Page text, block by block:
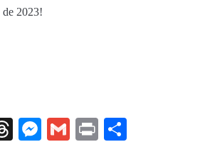
de 2023!
Threads
Messenger
Gmail
Print